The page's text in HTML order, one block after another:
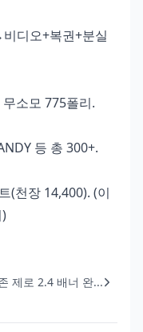
디오+복권+분실
소모 775폴리.
등 총 300+.
(천장 14,400). (이
제로 2.4 배너 완...